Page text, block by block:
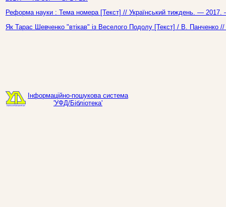
Реформа науки : Тема номера [Текст] // Український тиждень. —
Як Тарас Шевченко "втікав" із Веселого Подолу [Текст] / В.
Інформаційно-пошукова система
'УФД/Бібліотека'